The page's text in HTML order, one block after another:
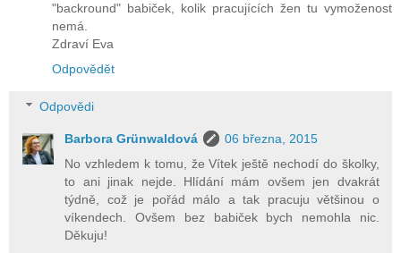
"backround" babiček, kolik pracujících žen tu vymoženost
nemá.
Zdraví Eva
Odpovědět
Odpovědi
Barbora Grünwaldová
06 března, 2015
No vzhledem k tomu, že Vítek ještě nechodí do školky,
to ani jinak nejde. Hlídání mám ovšem jen dvakrát
týdně, což je pořád málo a tak pracuju většinou o
víkendech. Ovšem bez babiček bych nemohla nic.
Děkuju!